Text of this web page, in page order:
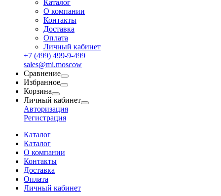
Каталог
О компании
Контакты
Доставка
Оплата
Личный кабинет
+7 (499) 499-9-499
sales@mi.moscow
Сравнение
Избранное
Корзина
Личный кабинет
Авторизация
Регистрация
Каталог
Каталог
О компании
Контакты
Доставка
Оплата
Личный кабинет